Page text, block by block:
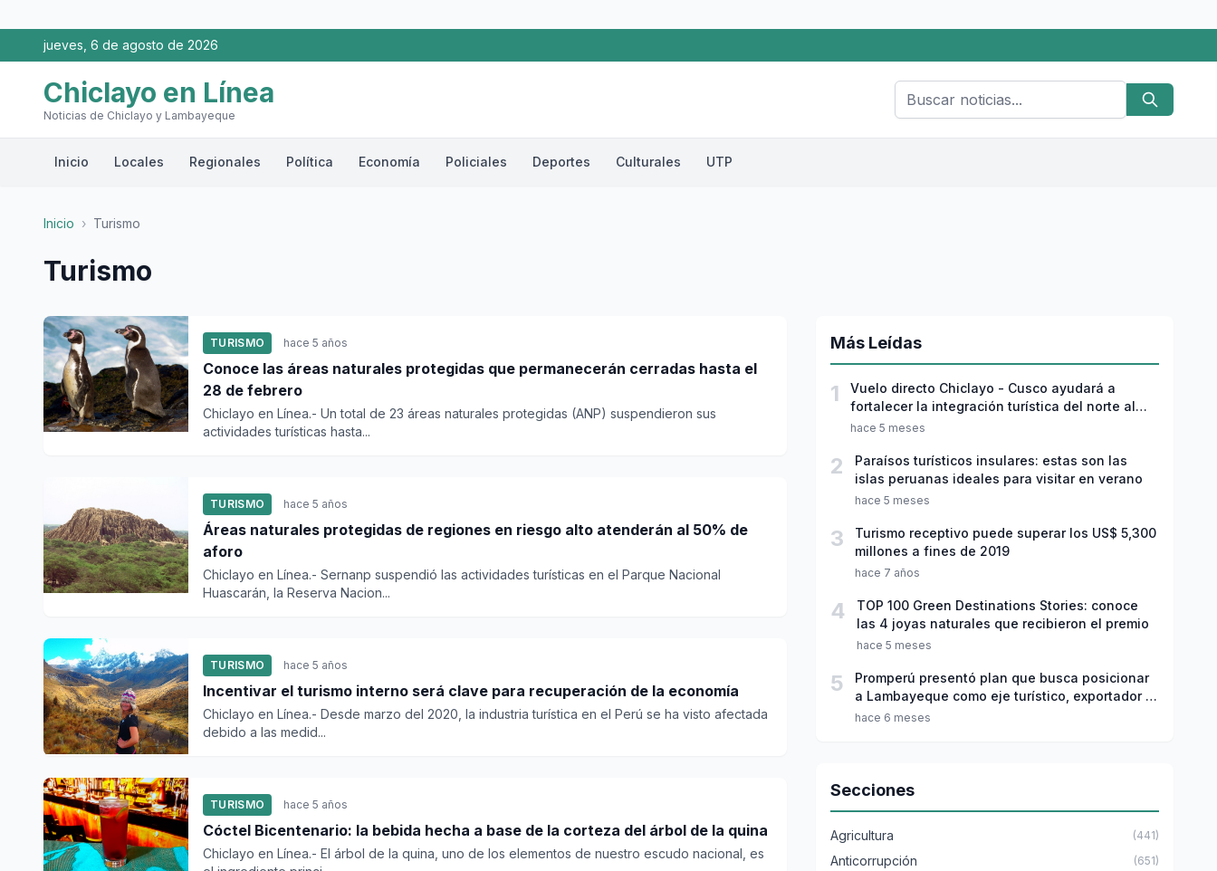
jueves, 6 de agosto de 2026
Chiclayo en Línea
Noticias de Chiclayo y Lambayeque
Inicio Locales Regionales Política Economía Policiales Deportes Culturales UTP
Inicio › Turismo
Turismo
TURISMO hace 5 años
Conoce las áreas naturales protegidas que permanecerán cerradas hasta el
28 de febrero
​Chiclayo en Línea.- Un total de 23 áreas naturales protegidas (ANP) suspendieron sus
actividades turísticas hasta...
TURISMO hace 5 años
Áreas naturales protegidas de regiones en riesgo alto atenderán al 50% de
aforo
Chiclayo en Línea.- Sernanp suspendió las actividades turísticas en el Parque Nacional
Huascarán, la Reserva Nacion...
TURISMO hace 5 años
Incentivar el turismo interno será clave para recuperación de la economía
Chiclayo en Línea.- Desde marzo del 2020, la industria turística en el Perú se ha visto afectada
debido a las medid...
TURISMO hace 5 años
Cóctel Bicentenario: la bebida hecha a base de la corteza del árbol de la quina
Chiclayo en Línea.- El árbol de la quina, uno de los elementos de nuestro escudo nacional, es
Más Leídas
1
Vuelo directo Chiclayo - Cusco ayudará a
fortalecer la integración turística del norte al
sur del país
hace 5 meses
2
Paraísos turísticos insulares: estas son las
islas peruanas ideales para visitar en verano
hace 5 meses
3
Turismo receptivo puede superar los US$ 5,300
millones a fines de 2019
hace 7 años
4
TOP 100 Green Destinations Stories: conoce
las 4 joyas naturales que recibieron el premio
hace 5 meses
5
Promperú presentó plan que busca posicionar
a Lambayeque como eje turístico, exportador e
inversiones
hace 6 meses
Secciones
Agricultura (441)
Anticorrupción (651)